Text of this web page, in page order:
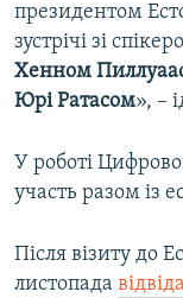
президентом
зустрічі зі
Хенном
Юрі Ратасом», –
У роботі
участь разом із
Після візиту до
листопада